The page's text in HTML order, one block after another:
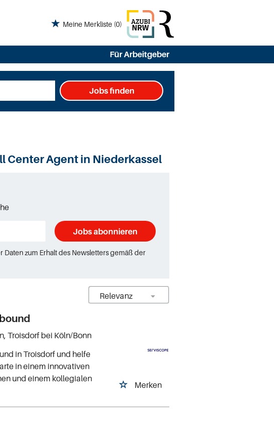
Meine Merkliste (0)
Für Arbeitgeber
Jobs finden
Center Agent in Niederkassel
Jobs abonnieren
zum Erhalt des Newsletters gemäß der
Merken
Troisdorf bei Köln/Bonn
in Troisdorf und helfe
in einem innovativen
und einem kollegialen